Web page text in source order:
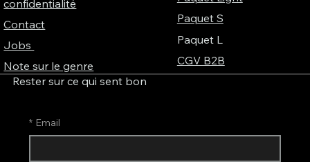
confidentialité
Contact
Jobs
Note sur le genre
Paquet S
Paquet L
CGV B2B
Rester sur ce qui sent bon
* Email